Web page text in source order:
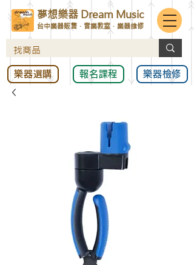
樂器選購 報名課程 樂器檢修
夢想樂器 Dream Music
台中樂器販售．音樂教室．樂器維修